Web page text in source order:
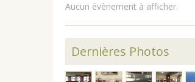
Aucun évènement à afficher.
Dernières Photos